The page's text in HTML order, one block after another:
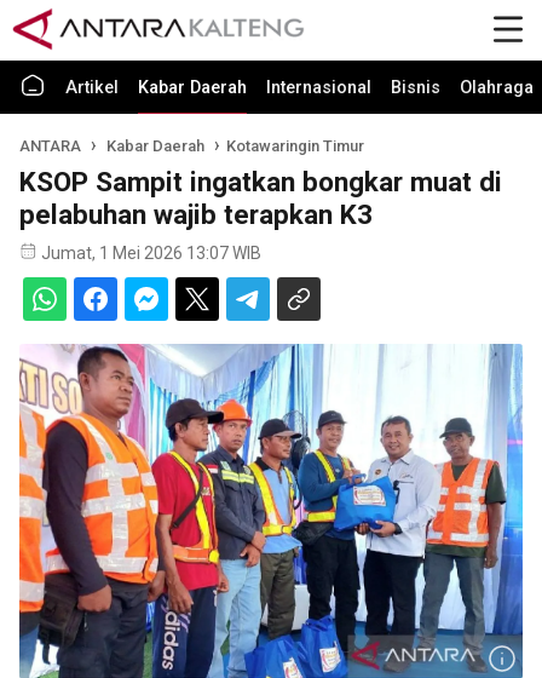
Artikel Kabar Daerah Internasional Bisnis Olahraga
ANTARA Kabar Daerah Kotawaringin Timur
KSOP Sampit ingatkan bongkar muat di
pelabuhan wajib terapkan K3
Jumat, 1 Mei 2026 13:07 WIB